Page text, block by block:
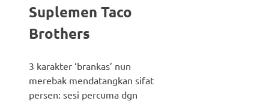
Suplemen Taco
Brothers
3 karakter ‘brankas’ nun
merebak mendatangkan sifat
persen: sesi percuma dgn